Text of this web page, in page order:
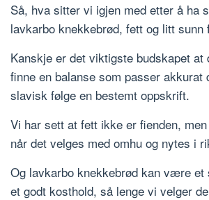
Så, hva sitter vi igjen med etter å ha
lavkarbo knekkebrød, fett og litt sunn
Kanskje er det viktigste budskapet at
finne en balanse som passer akkurat
slavisk følge en bestemt oppskrift.
Vi har sett at fett ikke er fienden,
når det velges med omhu og nytes i
Og lavkarbo knekkebrød kan være et
et godt kosthold, så lenge vi velger